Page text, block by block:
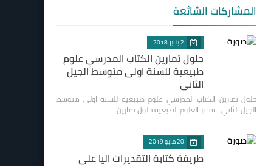
المشاركات الشائعة
2 يناير 2018
حلول تمارين الكتاب المدرسي علوم
طبيعية للسنة اولى متوسط الجيل
الثاني
حلول تمارين الكتاب المدرسي علوم طبيعية للسنة اولى متوسط
الجيل الثاني مخبر العلوم الطبعية حلول تمارين …
20 مايو 2019
طريقة كتابة التقديرات اليا على